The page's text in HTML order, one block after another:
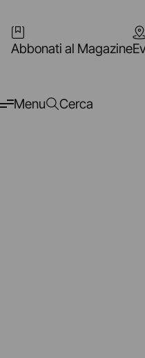
Abbonati al Magazine
Menu Cerca